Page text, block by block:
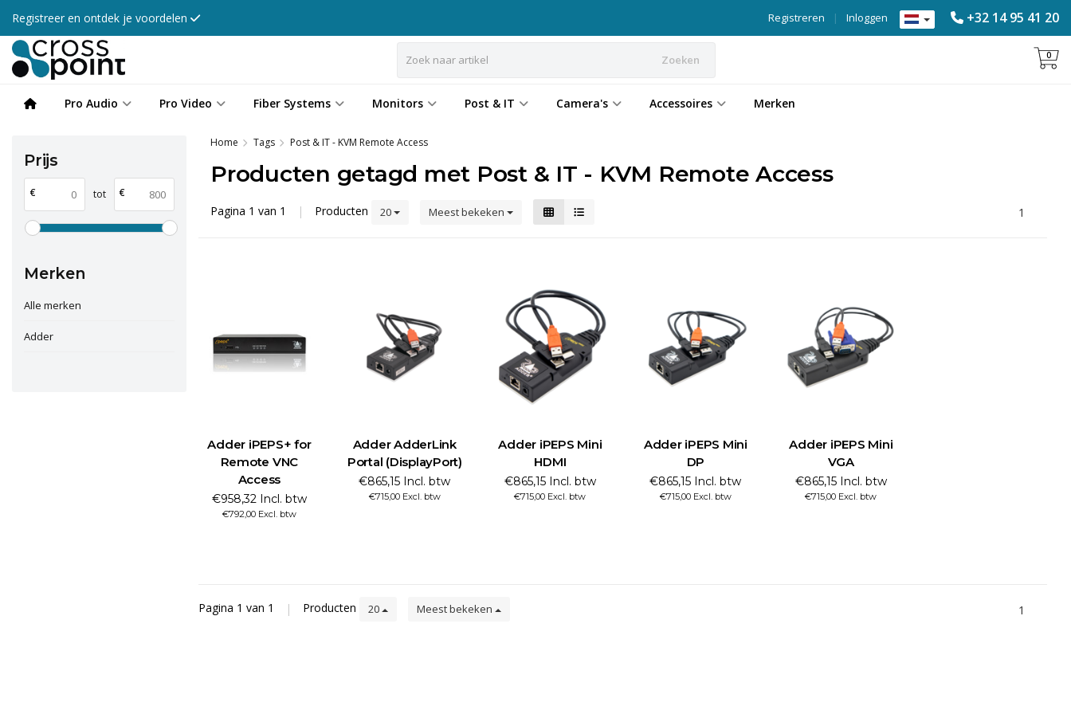
Registreer en ontdek je voordelen +32 14 95 41 20
Inloggen
|
Registreren
Zoeken 0
Pro Audio Pro Video Fiber Systems Monitors Post & IT Camera's Accessoires Merken
Prijs
€ tot €
Merken
Alle merken
Adder
Home Tags Post & IT - KVM Remote Access
Producten getagd met Post & IT - KVM Remote Access
Pagina 1 van 1 | Producten 20 Meest bekeken 1
Adder iPEPS+ for
Remote VNC
Access
€958,32 Incl. btw
€792,00 Excl. btw
Adder AdderLink
Portal (DisplayPort)
€865,15 Incl. btw
€715,00 Excl. btw
Adder iPEPS Mini
HDMI
€865,15 Incl. btw
€715,00 Excl. btw
Adder iPEPS Mini
DP
€865,15 Incl. btw
€715,00 Excl. btw
Adder iPEPS Mini
VGA
€865,15 Incl. btw
€715,00 Excl. btw
Pagina 1 van 1 | Producten 20 Meest bekeken 1